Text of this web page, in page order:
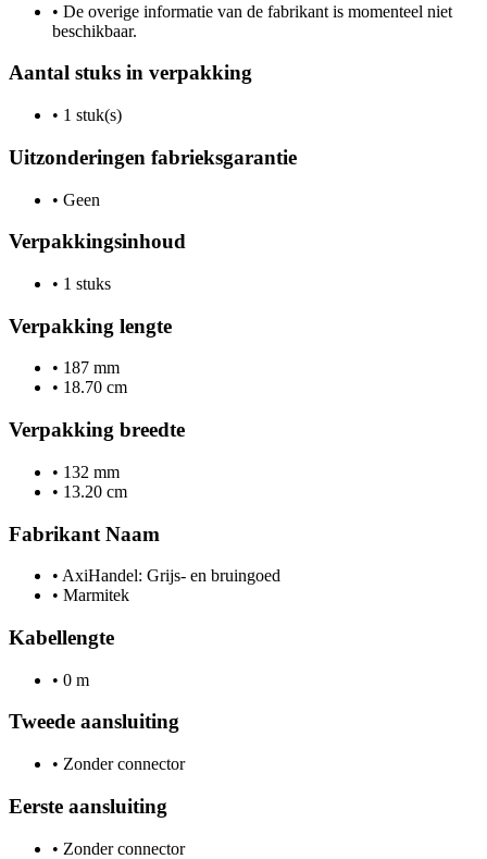
• De overige informatie van de fabrikant is momenteel niet
beschikbaar.
Aantal stuks in verpakking
• 1 stuk(s)
Uitzonderingen fabrieksgarantie
• Geen
Verpakkingsinhoud
• 1 stuks
Verpakking lengte
• 187 mm
• 18.70 cm
Verpakking breedte
• 132 mm
• 13.20 cm
Fabrikant Naam
• AxiHandel: Grijs- en bruingoed
• Marmitek
Kabellengte
• 0 m
Tweede aansluiting
• Zonder connector
Eerste aansluiting
• Zonder connector